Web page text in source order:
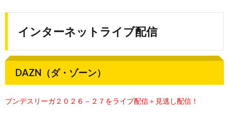
インターネットライブ配信
DAZN（ダ・ゾーン）
ブンデスリーガ２０２６－２７をライブ配信＋見逃し配信！